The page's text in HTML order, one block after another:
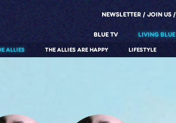
NEWSLETTER JOIN US
BLUE TV LIVING BLUE
LIFESTYLE
THE ALLIES ARE HAPPY
ALLIES